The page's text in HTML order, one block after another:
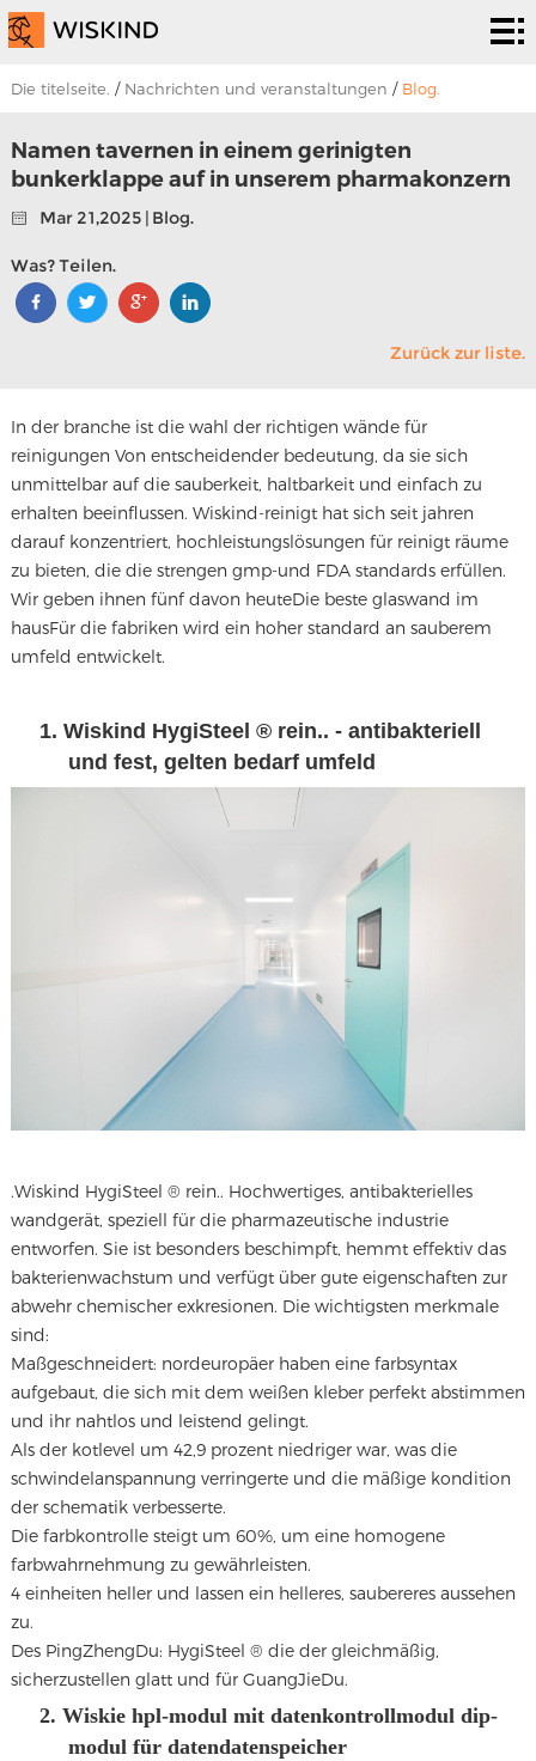
Abreiniger
system
PHD.
Es ist
eine
Zum
uns.
Nachrichten
Die titelseite. / Nachrichten und veranstaltungen / Blog.
Namen tavernen in einem gerinigten
bunkerklappe auf in unserem pharmakonzern
Mar 21,2025 | Blog.
Was? Teilen.
Zurück zur liste.
In der branche ist die wahl der richtigen wände für
reinigungen Von entscheidender bedeutung, da sie sich
unmittelbar auf die sauberkeit, haltbarkeit und einfach zu
erhalten beeinflussen. Wiskind-reinigt hat sich seit jahren
darauf konzentriert, hochleistungslösungen für reinigt räume
zu bieten, die die strengen gmp-und FDA standards erfüllen.
Wir geben ihnen fünf davon heuteDie beste glaswand im
hausFür die fabriken wird ein hoher standard an sauberem
umfeld entwickelt.
1. Wiskind HygiSteel ® rein.. - antibakteriell
und fest, gelten bedarf umfeld
.Wiskind HygiSteel ® rein.. Hochwertiges, antibakterielles
wandgerät, speziell für die pharmazeutische industrie
entworfen. Sie ist besonders beschimpft, hemmt effektiv das
bakterienwachstum und verfügt über gute eigenschaften zur
abwehr chemischer exkresionen. Die wichtigsten merkmale
sind:
Maßgeschneidert: nordeuropäer haben eine farbsyntax
aufgebaut, die sich mit dem weißen kleber perfekt abstimmen
und ihr nahtlos und leistend gelingt.
Als der kotlevel um 42,9 prozent niedriger war, was die
schwindelanspannung verringerte und die mäßige kondition
der schematik verbesserte.
Die farbkontrolle steigt um 60%, um eine homogene
farbwahrnehmung zu gewährleisten.
4 einheiten heller und lassen ein helleres, saubereres aussehen
zu.
Des PingZhengDu: HygiSteel ® die der gleichmäßig,
sicherzustellen glatt und für GuangJieDu.
2. Wiskie hpl-modul mit datenkontrollmodul dip-
modul für datendatenspeicher